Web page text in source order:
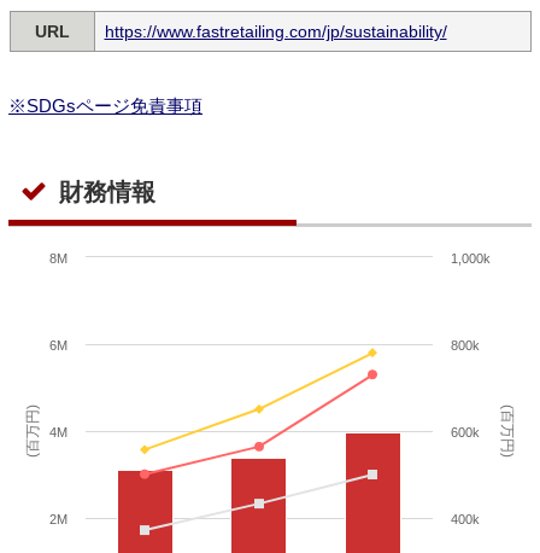
URL https://www.fastretailing.com/jp/sustainability/
※SDGsページ免責事項
財務情報
(百万円) (百万円)
2M
4M
6M
8M
400k
600k
800k
1,000k